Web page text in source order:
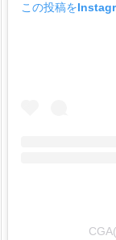
この投稿を